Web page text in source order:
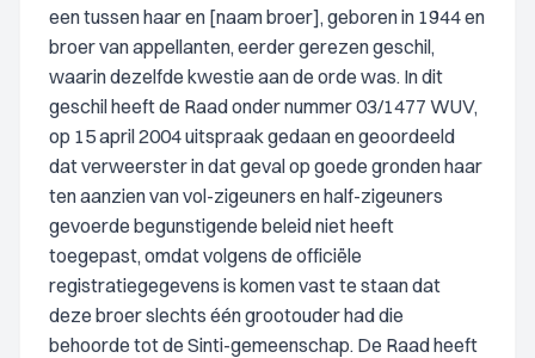
een tussen haar en [naam broer], geboren in 1944 en
broer van appellanten, eerder gerezen geschil,
waarin dezelfde kwestie aan de orde was. In dit
geschil heeft de Raad onder nummer 03/1477 WUV,
op 15 april 2004 uitspraak gedaan en geoordeeld
dat verweerster in dat geval op goede gronden haar
ten aanzien van vol-zigeuners en half-zigeuners
gevoerde begunstigende beleid niet heeft
toegepast, omdat volgens de officiële
registratiegegevens is komen vast te staan dat
deze broer slechts één grootouder had die
behoorde tot de Sinti-gemeenschap. De Raad heeft